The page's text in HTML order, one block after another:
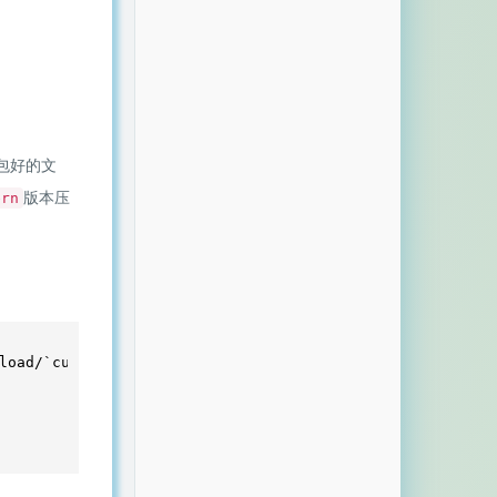
好的文
版本压
`curl -s https://api.github.com/repos/ix64/unlock-